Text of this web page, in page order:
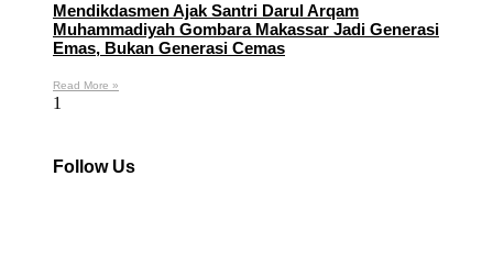
Mendikdasmen Ajak Santri Darul Arqam
Muhammadiyah Gombara Makassar Jadi Generasi
Emas, Bukan Generasi Cemas
Read More »
Follow Us